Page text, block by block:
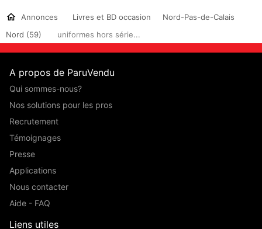
Annonces Livres et BD occasion
Nord-Pas-de-Calais
Nord (59)
uniformes hors série...
A propos de ParuVendu
Qui sommes-nous?
Nos solutions pour les pros
Recrutement
Témoignages
Presse
Applications
Nous contacter
Aide - FAQ
Liens utiles